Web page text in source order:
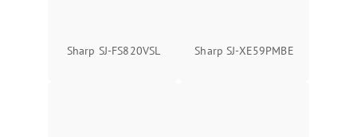
Sharp SJ-FS820VSL Sharp SJ-XE59PMBE